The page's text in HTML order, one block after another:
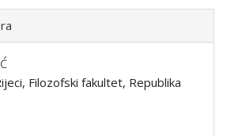
Filozofski fakultet, Republika